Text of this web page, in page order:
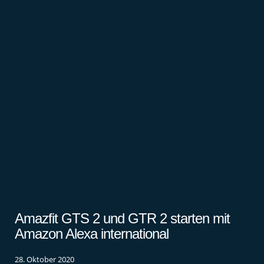
Amazfit GTS 2 und GTR 2 starten mit
Amazon Alexa international
28. Oktober 2020